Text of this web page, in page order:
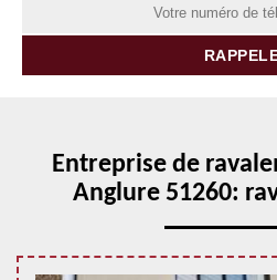
Entreprise de
Anglure 51260: